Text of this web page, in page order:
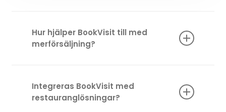
sin bokning, lägga till extra tjänster och
anpassa sin vistelse – även efter
bokningstillfället.
Hur hjälper BookVisit till med
merförsäljning?
tillvalsprodukter så som spabehandlingar,
guidade turer, gourmetmåltider och
specialevenemang – allt integrerat i
Integreras BookVisit med
restauranglösningar?